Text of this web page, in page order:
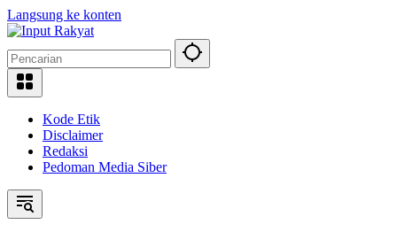
Langsung ke konten
Kode Etik
Disclaimer
Redaksi
Pedoman Media Siber